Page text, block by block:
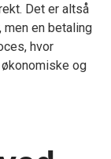
Det er altså
men en betaling
hvor
og